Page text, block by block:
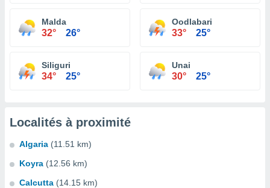
Malda
32° 26°
Oodlabari
33° 25°
Siliguri
34° 25°
Unai
30° 25°
Localités à proximité
Algaria (11.51 km)
Koyra (12.56 km)
Calcutta (14.15 km)